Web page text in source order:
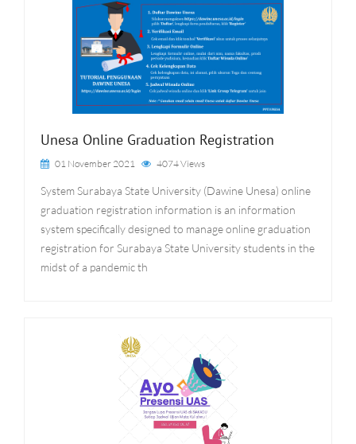
Unesa Online Graduation Registration
01 November 2021 4074 Views
System Surabaya State University (Dawine Unesa) online
graduation registration information is an information
system specifically designed to manage online graduation
registration for Surabaya State University students in the
midst of a pandemic th